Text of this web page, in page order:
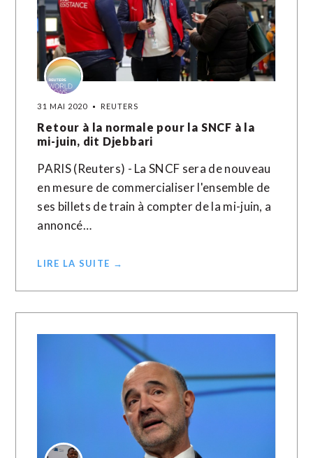
31 MAI 2020 REUTERS
Retour à la normale pour la SNCF à la
mi-juin, dit Djebbari
PARIS (Reuters) - La SNCF sera de nouveau
en mesure de commercialiser l'ensemble de
ses billets de train à compter de la mi-juin, a
annoncé…
LIRE LA SUITE →